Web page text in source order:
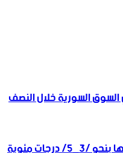
السوق السورية خلال النصف